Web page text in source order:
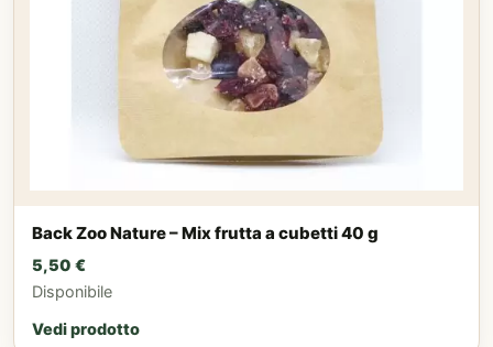
Back Zoo Nature – Mix frutta a cubetti 40 g
5,50 €
Disponibile
Vedi prodotto